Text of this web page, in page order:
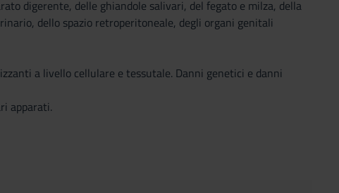
digerente, delle ghiandole salivari, del fegato e milza, della
dello spazio retroperitoneale, degli organi genitali
a livello cellulare e tessutale. Danni genetici e danni
apparati.